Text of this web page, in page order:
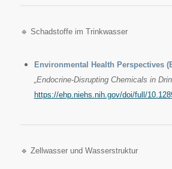
🔹 Schadstoffe im Trinkwasser
Environmental Health Perspectives
„Endocrine-Disrupting Chemicals in
https://ehp.niehs.nih.gov/doi/full/
🔹 Zellwasser und Wasserstruktur